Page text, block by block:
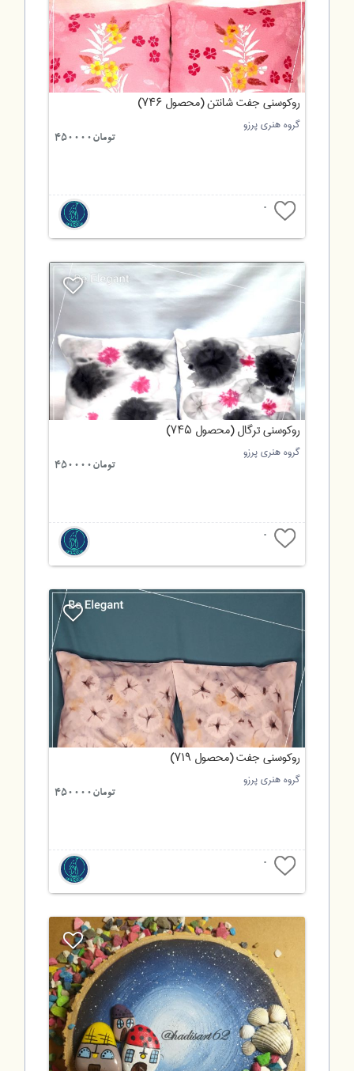
روکوسنی جفت شانتن (محصول ۷۴۶)
گروه هنری پرزو
تومان450000
0
روکوسنی ترگال (محصول ۷۴۵)
گروه هنری پرزو
تومان450000
0
روکوسنی جفت (محصول ۷۱۹)
گروه هنری پرزو
تومان450000
0